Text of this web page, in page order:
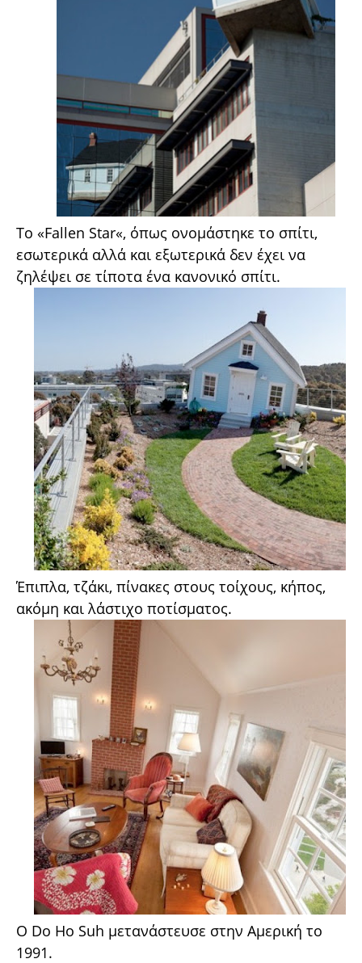
Το «Fallen Star«, όπως ονομάστηκε το σπίτι,
εσωτερικά αλλά και εξωτερικά δεν έχει να
ζηλέψει σε τίποτα ένα κανονικό σπίτι.
Έπιπλα, τζάκι, πίνακες στους τοίχους, κήπος,
ακόμη και λάστιχο ποτίσματος.
Ο Do Ho Suh μετανάστευσε στην Αμερική το
1991.